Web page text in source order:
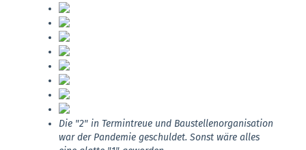
Die "2" in Termintreue und Baustellenorganisation
war der Pandemie geschuldet. Sonst wäre alles